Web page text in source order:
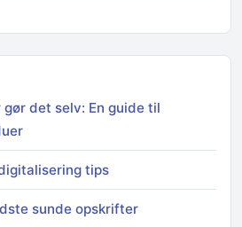
det selv: En guide til
tips
sunde opskrifter